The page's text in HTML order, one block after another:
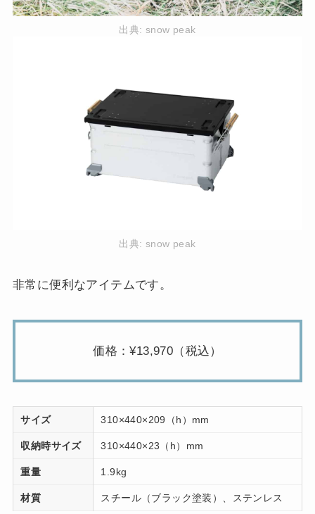
出典: snow peak
出典: snow peak
非常に便利なアイテムです。
価格：¥13,970（税込）
サイズ 310×440×209（h）mm
収納時サイズ 310×440×23（h）mm
重量 1.9kg
材質 スチール（ブラック塗装）、ステンレス